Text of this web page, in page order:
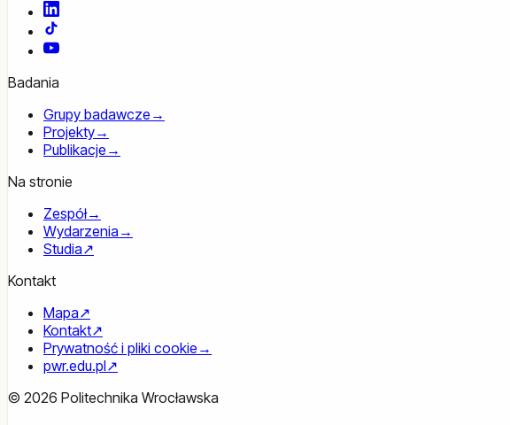
YouTube
Badania
Grupy badawcze →
Projekty→
Publikacje →
Na stronie
Zespół→
Wydarzenia →
Studia↗
Kontakt
Mapa↗
Kontakt↗
Prywatność i pliki cookie →
pwr.edu.pl↗
© 2026 Politechnika Wrocławska